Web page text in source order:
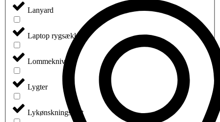
Lanyard
Laptop rygsække
Lommeknive
Lygter
Lykønskningskort